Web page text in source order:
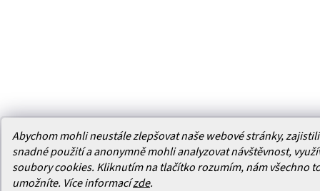
Abychom mohli neustále zlepšovat naše webové stránky,
snadné použití a anonymně mohli analyzovat návštěvnost,
soubory cookies. Kliknutím na tlačítko rozumím, nám všechno
umožníte. Více informacízde.